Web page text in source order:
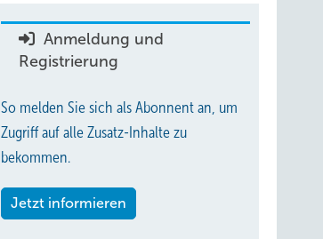
Anmeldung und
Registrierung
So melden Sie sich als Abonnent an, um
Zugriff auf alle Zusatz-Inhalte zu
bekommen.
Jetzt informieren